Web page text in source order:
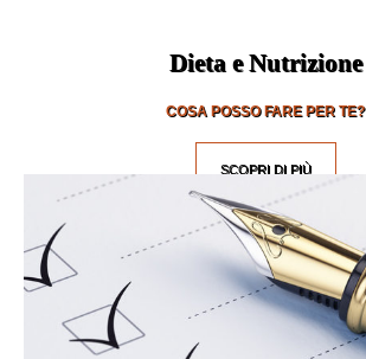
Dieta e Nutrizione
COSA POSSO FARE PER TE?
SCOPRI DI PIÙ